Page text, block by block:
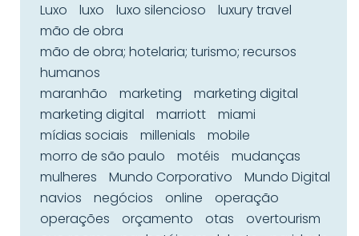
Luxo
luxo luxo silencioso
luxury travel
mão de obra
mão de obra; hotelaria; turismo; recursos
humanos
maranhão
marketing
marketing digital
marketing digital
marriott
miami
mídias sociais
millenials
mobile
morro de são paulo
motéis
mudanças
mulheres
Mundo Corporativo
Mundo Digital
navios
negócios online
operação
operações
orçamento otas
overtourism